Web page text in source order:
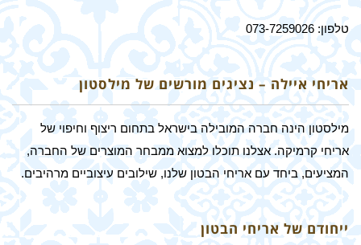
טלפון: 073-7259026
אריחי איילה – נציגים מורשים של מילסטון
מילסטון הינה חברה המובילה בישראל בתחום ריצוף וחיפוי של
אריחי קרמיקה. אצלנו תוכלו למצוא ממבחר המוצרים של החברה,
המציעים, ביחד עם אריחי הבטון שלנו, שילובים עיצוביים מרהיבים.
ייחודם של אריחי הבטון